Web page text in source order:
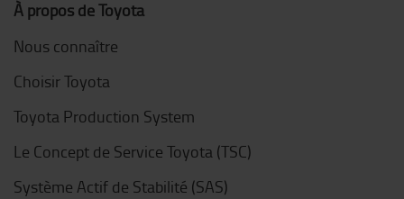
À propos de Toyota
Nous connaître
Choisir Toyota
Toyota Production System
Le Concept de Service Toyota (TSC)
Système Actif de Stabilité (SAS)